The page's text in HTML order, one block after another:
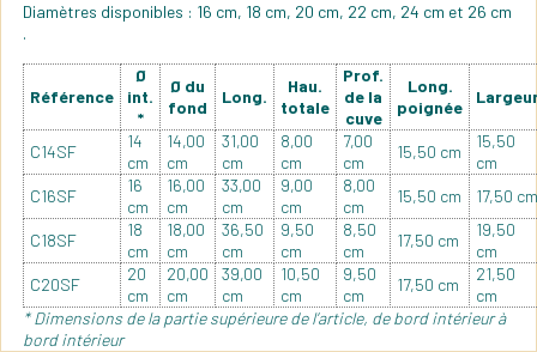
Diamètres disponibles : 16 cm, 18 cm, 20 cm, 22 cm, 24 cm et 26 cm
.
Référence
Ø
int.
*
Ø du
fond
Long.
Hau.
totale
Prof.
de la
cuve
Long.
poignée
C14SF
14
cm
14,00
cm
31,00
cm
8,00
cm
7,00
cm
15,50 cm
15,50
cm
C16SF
16
cm
16,00
cm
33,00
cm
9,00
cm
8,00
cm
15,50 cm 17,50 cm
C18SF
18
cm
18,00
cm
36,50
cm
9,50
cm
8,50
cm
17,50 cm
19,50
cm
C20SF
20
cm
20,00
cm
39,00
cm
10,50
cm
9,50
cm
17,50 cm
21,50
cm
* Dimensions de la partie supérieure de l’article, de bord intérieur à
bord intérieur